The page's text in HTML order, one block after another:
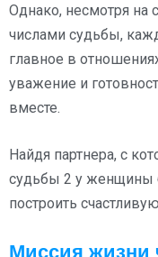
Однако, несмотря на
числами судьбы,
главное в
уважение и
вместе.
Найдя партнера, с
судьбы 2 у женщины
построить
Миссия жизни